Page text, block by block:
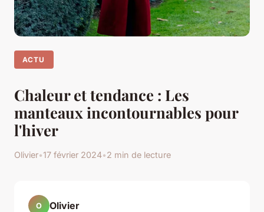
ACTU
Chaleur et tendance : Les
manteaux incontournables pour
l'hiver
Olivier•17 février 2024•2 min de lecture
O Olivier